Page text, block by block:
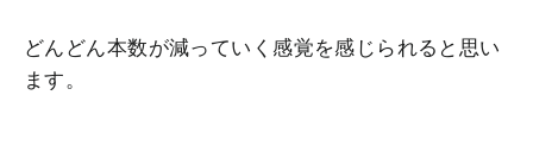
どんどん本数が減っていく感覚を感じられると思い
ます。